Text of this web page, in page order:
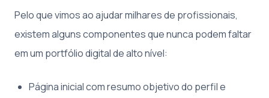
Pelo que vimos ao ajudar milhares de profissionais,
existem alguns componentes que nunca podem faltar
em um portfólio digital de alto nível:
Página inicial com resumo objetivo do perfil e